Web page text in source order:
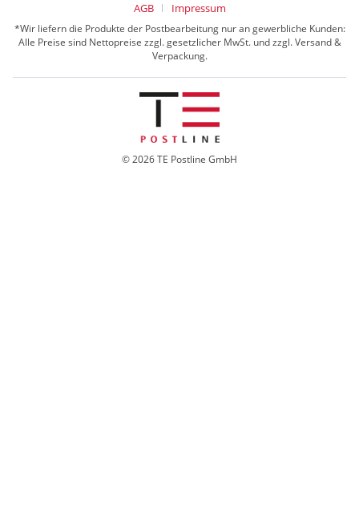
AGB
Impressum
*Wir liefern die Produkte der Postbearbeitung nur an gewerbliche Kunden:
Alle Preise sind Nettopreise zzgl. gesetzlicher MwSt. und zzgl. Versand &
Verpackung.
© 2026 TE Postline GmbH